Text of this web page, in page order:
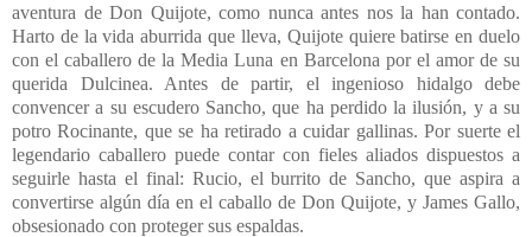
aventura de Don Quijote, como nunca antes nos la han contado.
Harto de la vida aburrida que lleva, Quijote quiere batirse en duelo
con el caballero de la Media Luna en Barcelona por el amor de su
querida Dulcinea. Antes de partir, el ingenioso hidalgo debe
convencer a su escudero Sancho, que ha perdido la ilusión, y a su
potro Rocinante, que se ha retirado a cuidar gallinas. Por suerte el
legendario caballero puede contar con fieles aliados dispuestos a
seguirle hasta el final: Rucio, el burrito de Sancho, que aspira a
convertirse algún día en el caballo de Don Quijote, y James Gallo,
obsesionado con proteger sus espaldas.